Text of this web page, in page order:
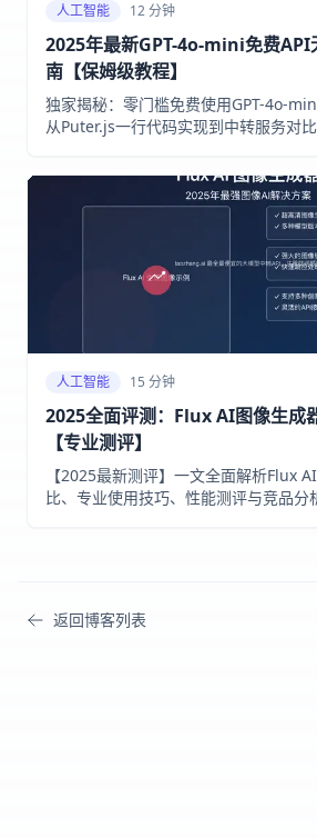
人工智能 12 分钟
2025年最新GPT-4o-mini免费API
南【保姆级教程】
独家揭秘：零门槛免费使用GPT-4o-
从Puter.js一行代码实现到中转服务对
10分钟上手！
人工智能 15 分钟
2025全面评测：Flux AI图像生成
【专业测评】
【2025最新测评】一文全面解析Flux
比、专业使用技巧、性能测评与竞品分
返回博客列表